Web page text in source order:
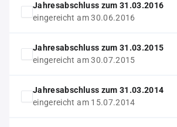
Jahresabschluss zum 31.03.2016
eingereicht am 30.06.2016
Jahresabschluss zum 31.03.2015
eingereicht am 30.07.2015
Jahresabschluss zum 31.03.2014
eingereicht am 15.07.2014